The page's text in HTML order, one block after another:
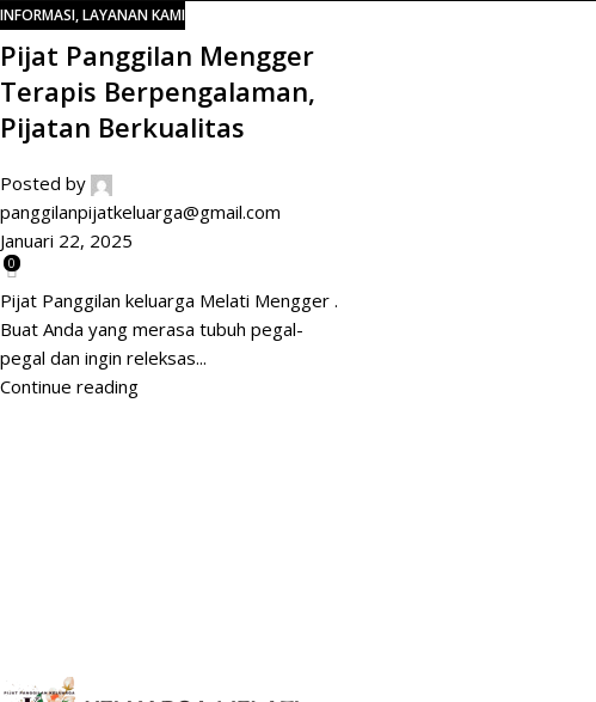
INFORMASI,LAYANAN KAMI
Pijat Panggilan Mengger
Terapis Berpengalaman,
Pijatan Berkualitas
Posted by
panggilanpijatkeluarga@gmail.com
Januari 22, 2025
0
Pijat Panggilan keluarga Melati Mengger .
Buat Anda yang merasa tubuh pegal-
pegal dan ingin releksas...
Continue reading